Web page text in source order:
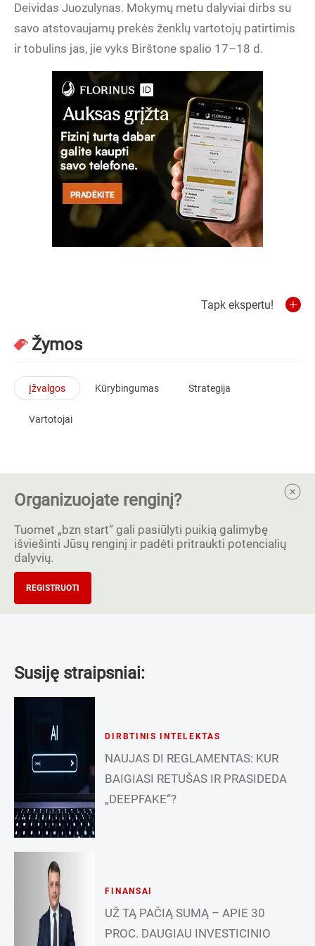
Deividas Juozulynas. Mokymų metu dalyviai dirbs su
savo atstovaujamų prekės ženklų vartotojų patirtimis
ir tobulins jas, jie vyks Birštone spalio 17–18 d.
Tapk ekspertu!
Žymos
Įžvalgos Kūrybingumas Strategija
Vartotojai
Organizuojate renginį?
Tuomet „bzn start” gali pasiūlyti puikią galimybę
išviešinti Jūsų renginį ir padėti pritraukti potencialių
dalyvių.
REGISTRUOTI
Susiję straipsniai:
DIRBTINIS INTELEKTAS
NAUJAS DI REGLAMENTAS: KUR
BAIGIASI RETUŠAS IR PRASIDEDA
„DEEPFAKE“?
FINANSAI
UŽ TĄ PAČIĄ SUMĄ – APIE 30
PROC. DAUGIAU INVESTICINIO